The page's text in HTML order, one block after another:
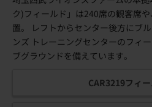
埼玉西武ライオンズファームの本拠
ク)フィールド」は240席の観客席
置。 レフトからセンター後方にブ
ブグラウンドを備えています。